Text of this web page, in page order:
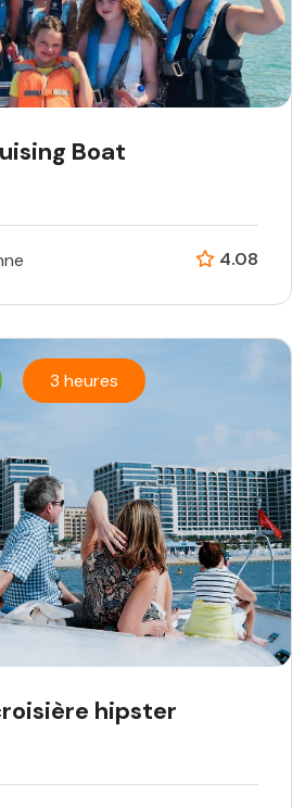
Boat
4.08
3 heures
hipster